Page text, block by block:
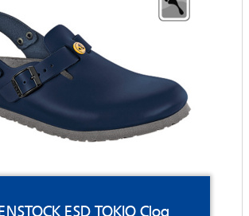
ESD TOKIO Clog